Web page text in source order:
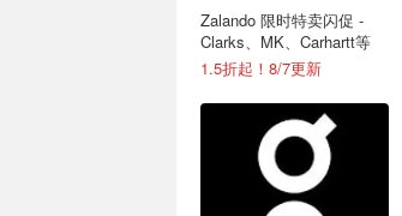
Zalando 限时特卖闪促 -
Clarks、MK、Carhartt等
1.5折起！8/7更新